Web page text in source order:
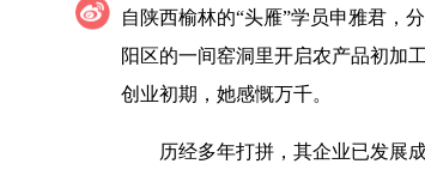
自陕西榆林的“头雁”学员申雅君，
阳区的一间窑洞里开启农产品初加
创业初期，她感慨万千。
历经多年打拼，其企业已发展